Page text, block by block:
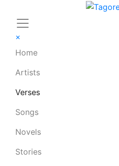
×
Home
Artists
Verses
Songs
Novels
Stories